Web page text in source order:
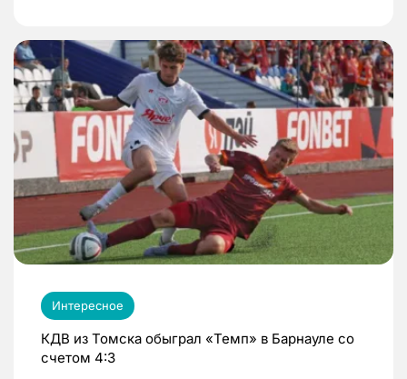
Интересное
КДВ из Томска обыграл «Темп» в Барнауле со
счетом 4:3